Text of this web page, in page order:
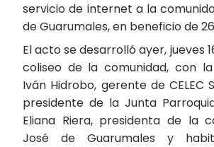
servicio de internet a la
de Guarumales, en beneficio de
El acto se desarrolló ayer, jueves
coliseo de la comunidad, con
Iván Hidrobo, gerente de CELEC
presidente de la Junta
Eliana Riera, presidenta de la
José de Guarumales y